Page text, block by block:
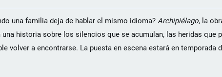
una familia deja de hablar el mismo idioma? Archipiélago, la
historia sobre los silencios que se acumulan, las heridas que
volver a encontrarse. La puesta en escena estará en temporada